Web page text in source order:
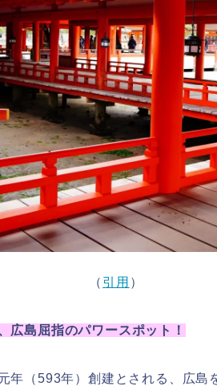
（ 引用 ）
広島屈指のパワースポット！
年（593年）創建とされる、広島